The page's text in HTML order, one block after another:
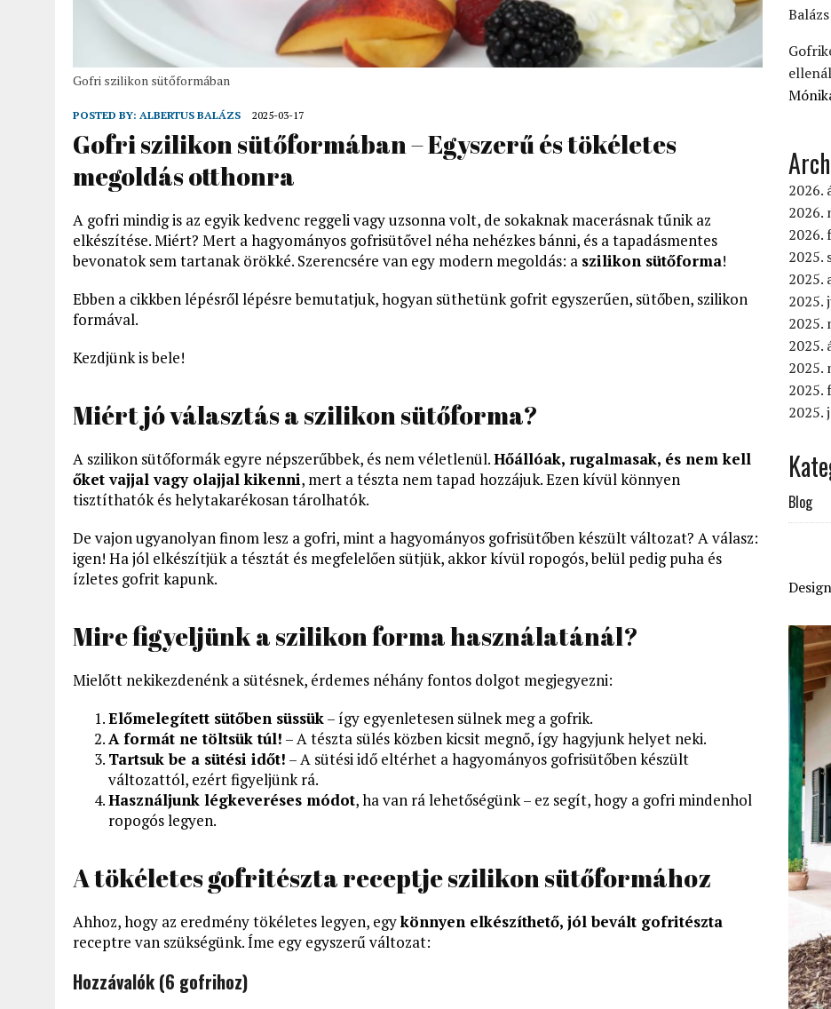
Gofri szilikon sütőformában
POSTED BY: ALBERTUS BALÁZS 2025-03-17
Gofri szilikon sütőformában – Egyszerű és tökéletes
megoldás otthonra
A gofri mindig is az egyik kedvenc reggeli vagy uzsonna volt, de sokaknak macerásnak tűnik az
elkészítése. Miért? Mert a hagyományos gofrisütővel néha nehézkes bánni, és a tapadásmentes
bevonatok sem tartanak örökké. Szerencsére van egy modern megoldás: a szilikon sütőforma!
Ebben a cikkben lépésről lépésre bemutatjuk, hogyan süthetünk gofrit egyszerűen, sütőben, szilikon
formával.
Kezdjünk is bele!
Miért jó választás a szilikon sütőforma?
A szilikon sütőformák egyre népszerűbbek, és nem véletlenül.Hőállóak, rugalmasak, és nem kell
őket vajjal vagy olajjal kikenni, mert a tészta nem tapad hozzájuk. Ezen kívül könnyen
tisztíthatók és helytakarékosan tárolhatók.
De vajon ugyanolyan finom lesz a gofri, mint a hagyományos gofrisütőben készült változat? A válasz:
igen! Ha jól elkészítjük a tésztát és megfelelően sütjük, akkor kívül ropogós, belül pedig puha és
ízletes gofrit kapunk.
Mire figyeljünk a szilikon forma használatánál?
Mielőtt nekikezdenénk a sütésnek, érdemes néhány fontos dolgot megjegyezni:
Előmelegített sütőben süssük– így egyenletesen sülnek meg a gofrik.
A formát ne töltsük túl! – A tészta sülés közben kicsit megnő, így hagyjunk helyet neki.
Tartsuk be a sütési időt! – A sütési idő eltérhet a hagyományos gofrisütőben készült
változattól, ezért figyeljünk rá.
Használjunk légkeveréses módot, ha van rá lehetőségünk – ez segít, hogy a gofri mindenhol
ropogós legyen.
A tökéletes gofritészta receptje szilikon sütőformához
Ahhoz, hogy az eredmény tökéletes legyen, egykönnyen elkészíthető, jól bevált gofritészta
receptre van szükségünk. Íme egy egyszerű változat:
Hozzávalók (6 gofrihoz)
Balázs
2026.
2026.
2026.
2025.
2025.
2025.
2025.
2025.
2025.
2025.
2025.
Blog